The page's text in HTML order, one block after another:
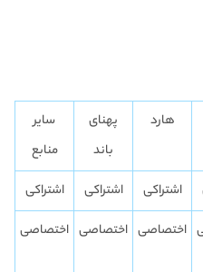
هارد
پهنای
باند
سایر
منابع
اشتراکی اشتراکی
اشتراکی
اختصاصی اختصاصی اختصاصی